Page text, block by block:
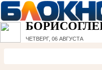
ЧЕТВЕРГ, 06 АВГУСТА